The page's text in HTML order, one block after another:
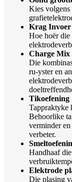
Kies volgens
Krag Invoer
Hoe hoër die
Charge Mix
Die
ru-yster en
Tikoefening
Tappraktyke
Behoorlike
verminder
verbeter.
Handhaaf
Elektrode
Die plasing